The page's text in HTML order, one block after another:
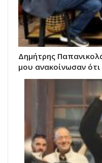
Δημήτρης
μου ανακοίνωσαν